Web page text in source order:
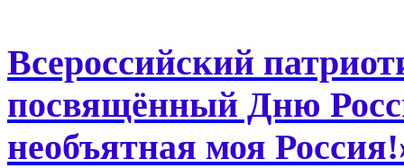
Всероссийский
посвящённый Дню
необъятная моя